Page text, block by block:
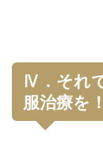
Ⅳ．それ
服治療を！